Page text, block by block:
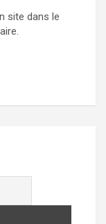
site dans le